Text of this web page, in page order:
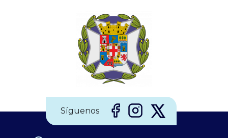
(CGE), junto a la Sociedad Española de Enfermería
Oftalmológica (SEEOF) y el Hospital Ramón y Cajal de
Madrid, han puesto en marcha diferentes materiales
Síguenos